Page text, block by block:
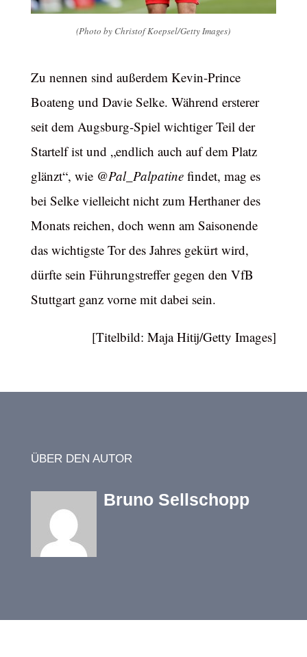
(Photo by Christof Koepsel/Getty Images)
Zu nennen sind außerdem Kevin-Prince
Boateng und Davie Selke. Während ersterer
seit dem Augsburg-Spiel wichtiger Teil der
Startelf ist und „endlich auch auf dem Platz
glänzt“, wie @Pal_Palpatinefindet, mag es
bei Selke vielleicht nicht zum Herthaner des
Monats reichen, doch wenn am Saisonende
das wichtigste Tor des Jahres gekürt wird,
dürfte sein Führungstreffer gegen den VfB
Stuttgart ganz vorne mit dabei sein.
[Titelbild: Maja Hitij/Getty Images]
ÜBER DEN AUTOR
Bruno Sellschopp